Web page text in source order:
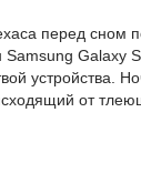
перед сном
Galaxy
устройства.
от